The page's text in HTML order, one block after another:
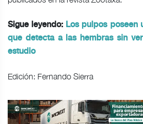
Sigue leyendo: Los pulpos poseen
que detecta a las hembras sin
estudio
Edición: Fernando Sierra